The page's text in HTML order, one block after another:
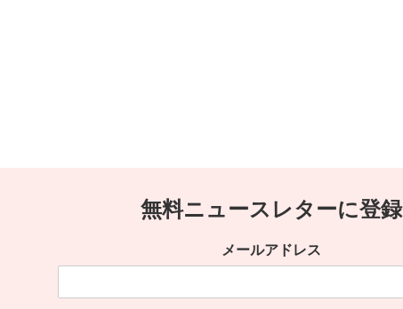
無料ニュースレターに登録
メールアドレス